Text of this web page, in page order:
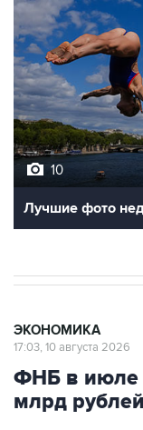
10
Лучшие фото
ЭКОНОМИКА
17:03, 10 августа 2026
ФНБ в июле
млрд